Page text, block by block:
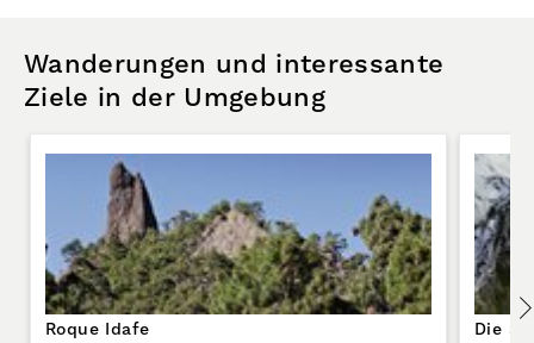
Wanderungen und interessante
Ziele in der Umgebung
Roque Idafe Die